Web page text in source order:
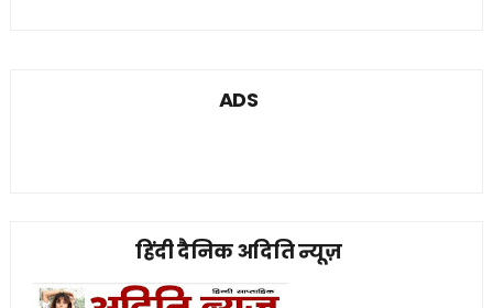
ADS
हिंदी दैनिक अदिति न्यूज़